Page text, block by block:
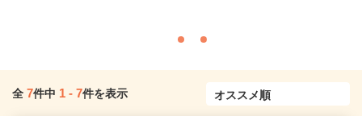
全 7件中 1 - 7件を表示